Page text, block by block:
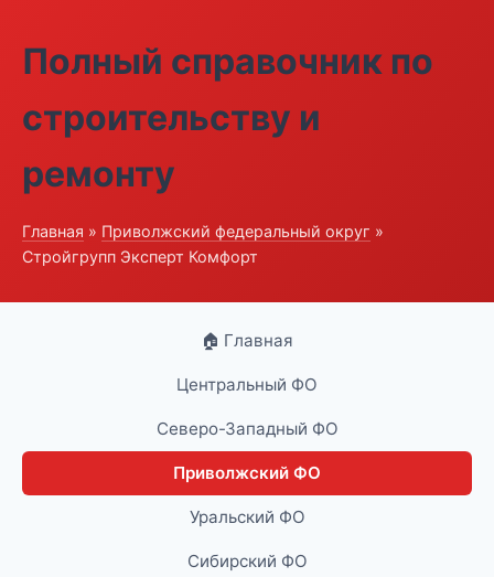
Полный справочник по
строительству и
ремонту
Главная » Приволжский федеральный округ »
Стройгрупп Эксперт Комфорт
🏠 Главная
Центральный ФО
Северо-Западный ФО
Приволжский ФО
Уральский ФО
Сибирский ФО